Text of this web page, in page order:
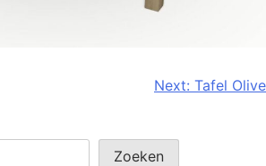
Next: Tafel Olive
Zoeken